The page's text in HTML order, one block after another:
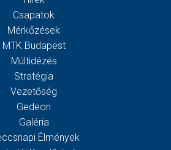
Csapatok
Mérkőzések
MTK Budapest
Múltidézés
Stratégia
Vezetőség
Gedeon
Galéria
Élmények